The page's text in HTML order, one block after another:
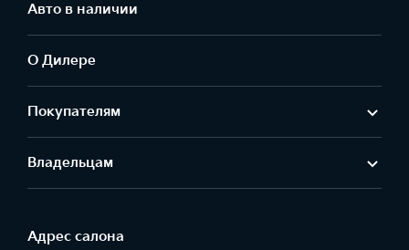
Авто в наличии
О Дилере
Покупателям
Владельцам
Адрес салонa